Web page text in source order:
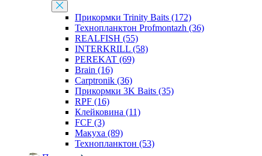
Прикормки Trinity Baits (172)
Технопланктон Profmontazh (36)
REALFISH (55)
INTERKRILL (58)
PEREKAT (69)
Brain (16)
Carptronik (36)
Прикормки 3K Baits (35)
RPF (16)
Клейковина (11)
FCF (3)
Макуха (89)
Технопланктон (53)